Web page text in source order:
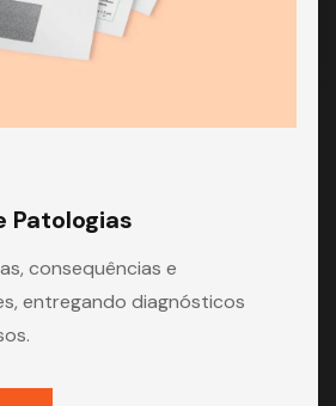
Patologias
consequências e
entregando diagnósticos